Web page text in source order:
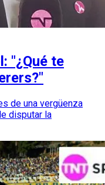
"¿Qué te
de una vergüenza
disputar la